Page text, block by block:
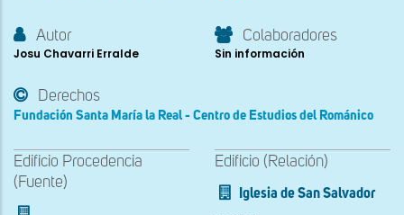
Autor
Josu Chavarri Erralde
Colaboradores
Sin información
Derechos
Fundación Santa María la Real - Centro de Estudios del Románico
Edificio Procedencia
(Fuente)
Edificio (Relación)
Iglesia de San Salvador